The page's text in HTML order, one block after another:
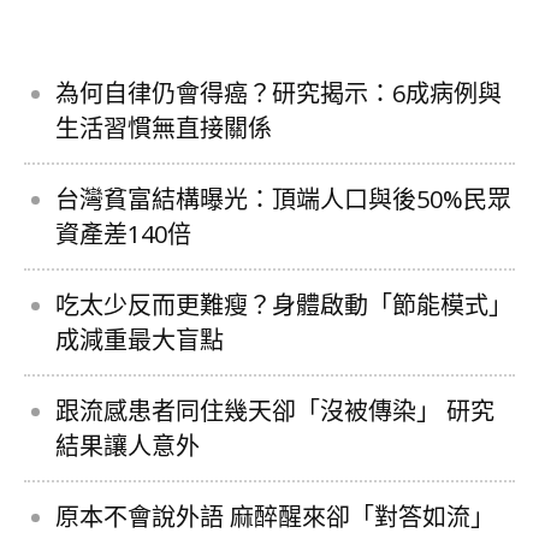
為何自律仍會得癌？研究揭示：6成病例與
生活習慣無直接關係
台灣貧富結構曝光：頂端人口與後50%民眾
資產差140倍
吃太少反而更難瘦？身體啟動「節能模式」
成減重最大盲點
跟流感患者同住幾天卻「沒被傳染」 研究
結果讓人意外
原本不會說外語 麻醉醒來卻「對答如流」